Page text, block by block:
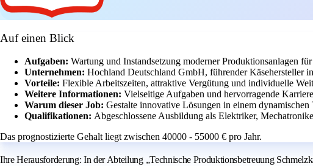
Auf einen Blick
Aufgaben: Wartung und Instandsetzung moderner Produktionsanlagen
Unternehmen: Hochland Deutschland GmbH, führender Käsehersteller
Vorteile: Flexible Arbeitszeiten, attraktive Vergütung und individuelle
Weitere Informationen: Vielseitige Aufgaben und hervorragende
Warum dieser Job: Gestalte innovative Lösungen in einem
Qualifikationen: Abgeschlossene Ausbildung als Elektriker,
Das prognostizierte Gehalt liegt zwischen 40000 - 55000 € pro Jahr.
Ihre Herausforderung: In der Abteilung „Technische Produktionsbetreuung